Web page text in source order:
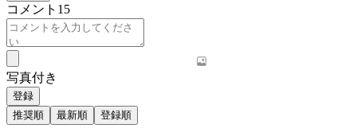
コメント 15
写真付き
登録
推奨順
最新順 登録順